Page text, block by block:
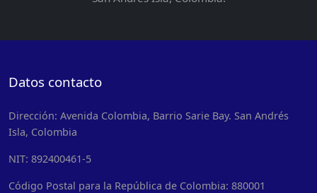
Datos contacto
Dirección: Avenida Colombia, Barrio Sarie Bay. San Andrés
Isla, Colombia
NIT: 892400461-5
Código Postal para la República de Colombia: 880001